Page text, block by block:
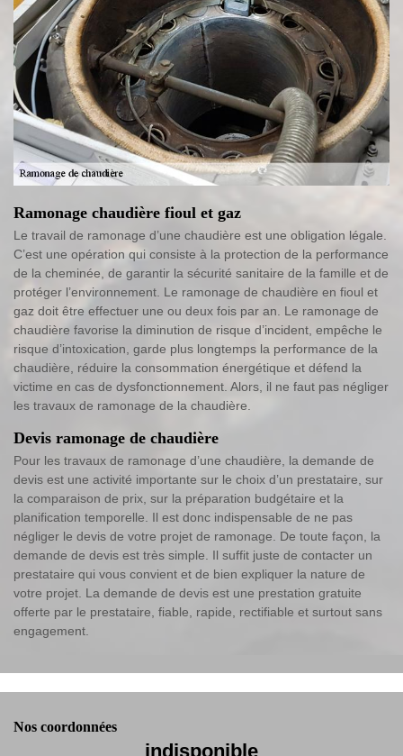
Ramonage chaudière fioul et gaz
Le travail de ramonage d’une chaudière est une obligation légale.
C’est une opération qui consiste à la protection de la performance
de la cheminée, de garantir la sécurité sanitaire de la famille et de
protéger l’environnement. Le ramonage de chaudière en fioul et
gaz doit être effectuer une ou deux fois par an. Le ramonage de
chaudière favorise la diminution de risque d’incident, empêche le
risque d’intoxication, garde plus longtemps la performance de la
chaudière, réduire la consommation énergétique et défend la
victime en cas de dysfonctionnement. Alors, il ne faut pas négliger
les travaux de ramonage de la chaudière.
Devis ramonage de chaudière
Pour les travaux de ramonage d’une chaudière, la demande de
devis est une activité importante sur le choix d’un prestataire, sur
la comparaison de prix, sur la préparation budgétaire et la
planification temporelle. Il est donc indispensable de ne pas
négliger le devis de votre projet de ramonage. De toute façon, la
demande de devis est très simple. Il suffit juste de contacter un
prestataire qui vous convient et de bien expliquer la nature de
votre projet. La demande de devis est une prestation gratuite
offerte par le prestataire, fiable, rapide, rectifiable et surtout sans
engagement.
Nos coordonnées
indisponible